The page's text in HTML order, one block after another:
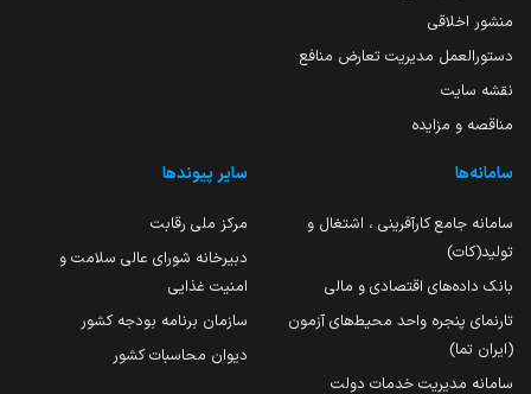
منشور اخلاقی
دستورالعمل مدیریت تعارض منافع
نقشه سایت
مناقصه و مزایده
سامانه‌ها
سامانه جامع کارآفرینی ، اشتغال و
تولید(کات)
بانک داده‌های اقتصادی و مالی
تارنمای پنجره واحد محیط‌های آزمون
(ایران تما)
سامانه مدیریت خدمات دولت
سایر پیوندها
مرکز ملی رقابت
دبیرخانه شورای عالی سلامت و
امنیت غذایی
سازمان برنامه بودجه کشور
دیوان محاسبات کشور